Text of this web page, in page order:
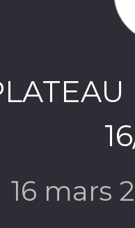
16 mars